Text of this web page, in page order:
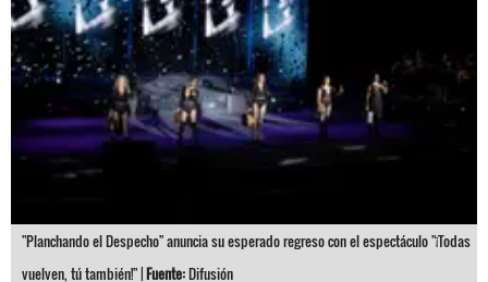
"Planchando el Despecho" anuncia su esperado regreso con el espectáculo "¡Todas
vuelven, tú también!" |Fuente:Difusión